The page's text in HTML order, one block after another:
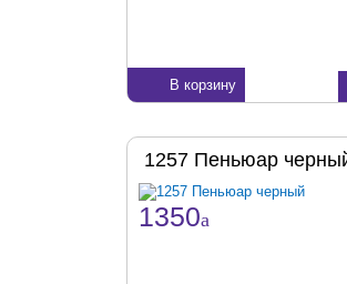
В корзину
1257 Пеньюар
1350a